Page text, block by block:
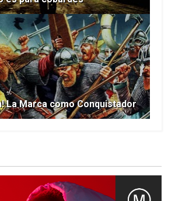
La Marca como Conquistador